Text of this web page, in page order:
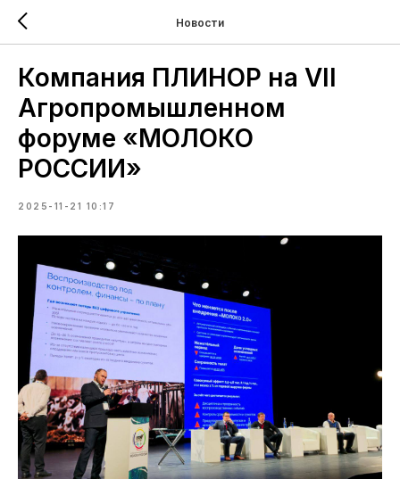
Новости
Компания ПЛИНОР на VII
Агропромышленном
форуме «МОЛОКО
РОССИИ»
2025-11-21 10:17